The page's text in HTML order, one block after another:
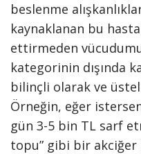
beslenme
kaynaklanan bu
ettirmeden
kategorinin dışında
bilinçli olarak ve
Örneğin, eğer
gün 3-5 bin TL sarf
topu” gibi bir